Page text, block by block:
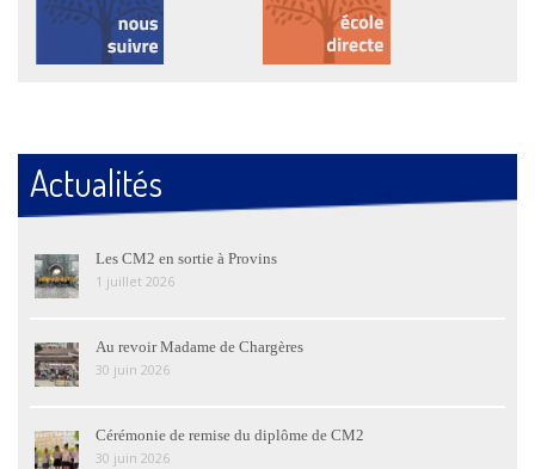
Actualités
Les CM2 en sortie à Provins
1 juillet 2026
Au revoir Madame de Chargères
30 juin 2026
Cérémonie de remise du diplôme de CM2
30 juin 2026